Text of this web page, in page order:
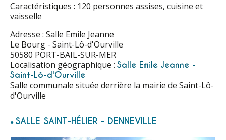
Caractéristiques : 120 personnes assises, cuisine et
vaisselle
Adresse : Salle Emile Jeanne
Le Bourg - Saint-Lô-d'Ourville
50580 PORT-BAIL-SUR-MER
Localisation géographique : Salle Emile Jeanne -
Saint-Lô-d'Ourville
Salle communale située derrière la mairie de Saint-Lô-
d'Ourville
SALLE SAINT-HÉLIER - DENNEVILLE